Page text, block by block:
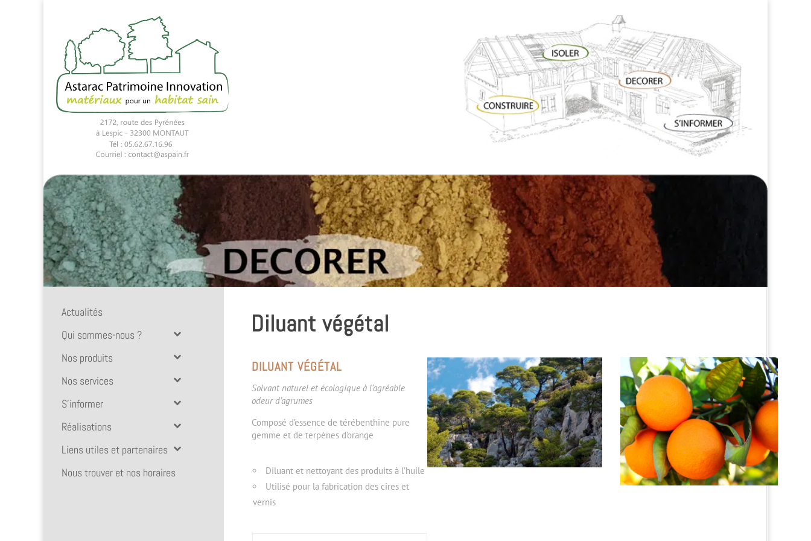
Actualités
Qui sommes-nous ?
Nos produits
Nos services
S’informer
Réalisations
Liens utiles et partenaires
Nous trouver et nos horaires
Diluant végétal
DILUANT VÉGÉTAL
Solvant naturel et écologique à l’agréable
odeur d’agrumes
Composé d’essence de térébenthine pure
gemme et de terpènes d’orange
Diluant et nettoyant des produits à l’huile
Utilisé pour la fabrication des cires et
vernis